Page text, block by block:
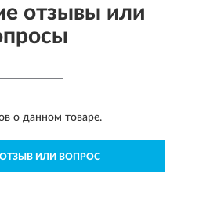
отзывы или
о данном товаре.
ОТЗЫВ ИЛИ ВОПРОС